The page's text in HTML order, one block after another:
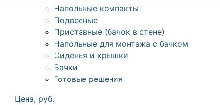
Напольные компакты
Подвесные
Приставные (бачок в стене)
Напольные для монтажа с бачком
Сиденья и крышки
Бачки
Готовые решения
Цена, руб.